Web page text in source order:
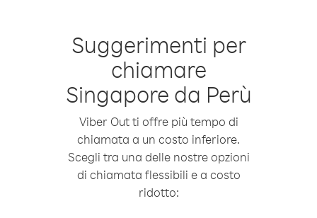
Suggerimenti per
chiamare
Singapore da Perù
Viber Out ti offre più tempo di
chiamata a un costo inferiore.
Scegli tra una delle nostre opzioni
di chiamata flessibili e a costo
ridotto: